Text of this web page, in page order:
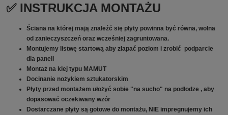
✅ INSTRUKCJA MONTAŻU
Ściana na której mają znaleźć się płyty powinna być równa, wolna
od zanieczyszczeń oraz wcześniej zagruntowana.
Montujemy listwę startową aby złapać poziom i zrobić podparcie
dla paneli
Montaż na klej typu MAMUT
Docinanie nożykiem sztukatorskim
Płyty przed montażem ułożyć sobie "na sucho" na podłodze , aby
dopasować oczekiwany wzór
Dostarczane płyty są gotowe do montażu, NIE impregnujemy ich